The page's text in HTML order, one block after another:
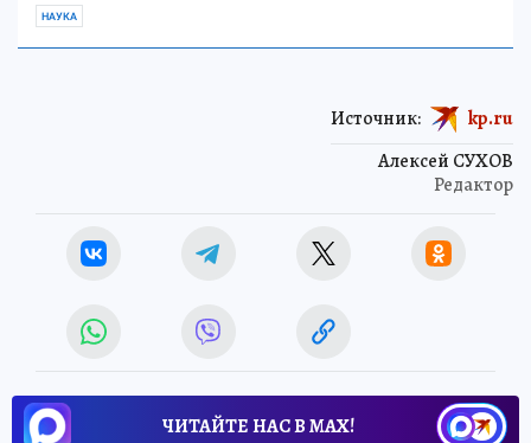
НАУКА
Алексей СУХОВ
Редактор
Источник: kp.ru
ЧИТАЙТЕ НАС В МАХ!